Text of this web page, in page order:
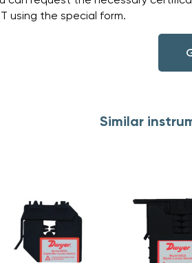
using the special form.
Similar